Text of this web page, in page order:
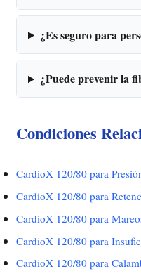
¿Es seguro para
¿Puede prevenir la
Condiciones
CardioX 120/80 para
CardioX 120/80 para
CardioX 120/80 para
CardioX 120/80 para
CardioX 120/80 para